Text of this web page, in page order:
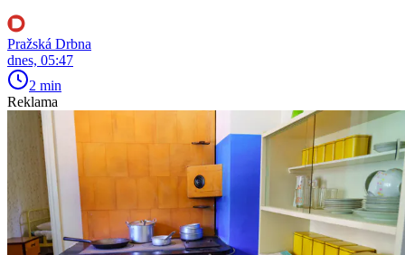
Pražská Drbna
dnes, 05:47
2 min
Reklama